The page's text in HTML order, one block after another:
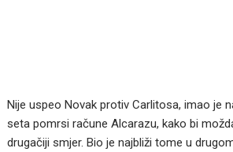
Nije uspeo Novak protiv Carlitosa, imao je
seta pomrsi račune Alcarazu, kako bi
drugačiji smjer. Bio je najbliži tome u